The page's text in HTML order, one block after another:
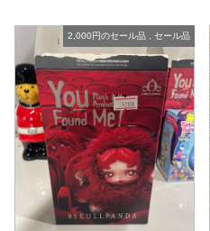
2,000円のセール品, セール品